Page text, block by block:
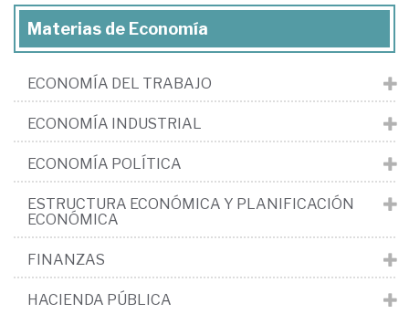
Materias de Economía
ECONOMÍA DEL TRABAJO
ECONOMÍA INDUSTRIAL
ECONOMÍA POLÍTICA
ESTRUCTURA ECONÓMICA Y PLANIFICACIÓN
ECONÓMICA
FINANZAS
HACIENDA PÚBLICA